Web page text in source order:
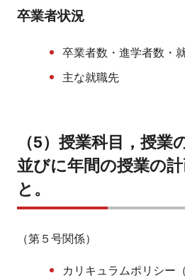
卒業者状況
卒業者数・進学者数・
主な就職先
（5）授業科目，授業
並びに年間の授業の
と。
（第５号関係）
カリキュラムポリシー